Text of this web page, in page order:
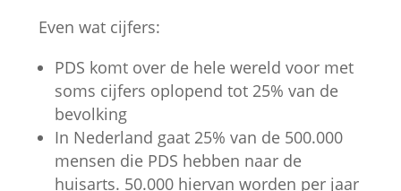
Even wat cijfers:
PDS komt over de hele wereld voor met
soms cijfers oplopend tot 25% van de
bevolking
In Nederland gaat 25% van de 500.000
mensen die PDS hebben naar de
huisarts. 50.000 hiervan worden per jaar